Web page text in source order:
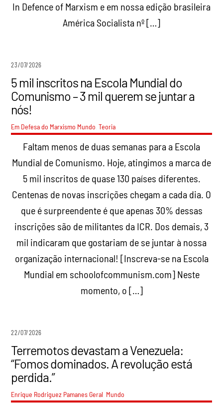
In Defence of Marxism e em nossa edição brasileira
América Socialista nº […]
23/07/2026
5 mil inscritos na Escola Mundial do
Comunismo – 3 mil querem se juntar a
nós!
Em Defesa do Marxismo Mundo ,Teoria
Faltam menos de duas semanas para a Escola
Mundial de Comunismo. Hoje, atingimos a marca de
5 mil inscritos de quase 130 países diferentes.
Centenas de novas inscrições chegam a cada dia. O
que é surpreendente é que apenas 30% dessas
inscrições são de militantes da ICR. Dos demais, 3
mil indicaram que gostariam de se juntar à nossa
organização internacional! [Inscreva-se na Escola
Mundial em schoolofcommunism.com] Neste
momento, o […]
22/07/2026
Terremotos devastam a Venezuela:
“Fomos dominados. A revolução está
perdida.”
Enrique Rodriguez Pamanes Geral Mundo